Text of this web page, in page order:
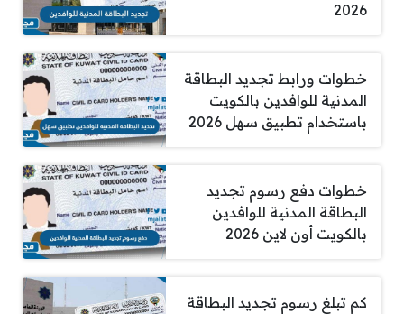
2026
خطوات ورابط تجديد البطاقة
المدنية للوافدين بالكويت
باستخدام تطبيق سهل 2026
خطوات دفع رسوم تجديد
البطاقة المدنية للوافدين
بالكويت أون لاين 2026
كم تبلغ رسوم تجديد البطاقة